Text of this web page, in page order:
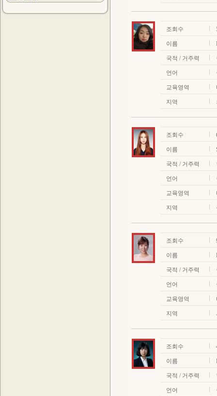
조회수
이름
국적 / 거주력
언어
교육영역
지역
조회수
이름
국적 / 거주력
언어
교육영역
지역
조회수
이름
국적 / 거주력
언어
교육영역
지역
조회수
이름
국적 / 거주력
언어